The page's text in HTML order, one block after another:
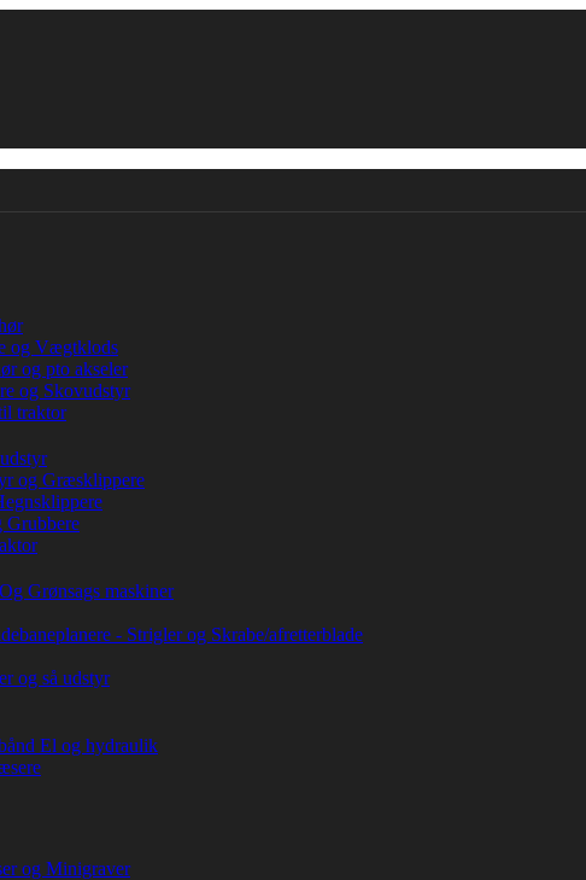
og Vægtklods
og pto akseler
og Skovudstyr
traktor
og Græsklippere
Grubbere
Grønsags maskiner
- Strigler og Skrabe/afretterblade
og så udstyr
El og hydraulik
og Minigraver